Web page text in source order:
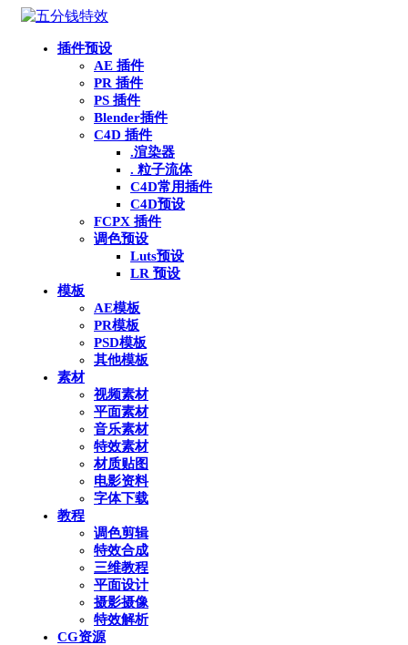
插件预设
AE 插件
PR 插件
PS 插件
Blender插件
C4D 插件
.渲染器
. 粒子流体
C4D常用插件
C4D预设
FCPX 插件
调色预设
Luts预设
LR 预设
模板
AE模板
PR模板
PSD模板
其他模板
素材
视频素材
平面素材
音乐素材
特效素材
材质贴图
电影资料
字体下载
教程
调色剪辑
特效合成
三维教程
平面设计
摄影摄像
特效解析
CG资源